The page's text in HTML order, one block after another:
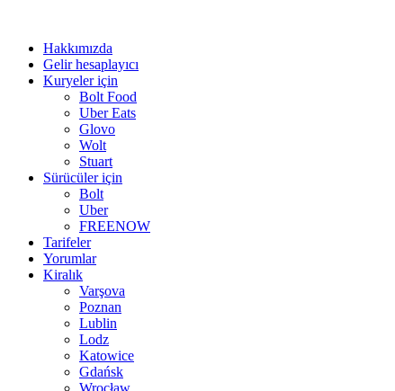
Hakkımızda
Gelir hesaplayıcı
Kuryeler için
Bolt Food
Uber Eats
Glovo
Wolt
Stuart
Sürücüler için
Bolt
Uber
FREENOW
Tarifeler
Yorumlar
Kiralık
Varşova
Poznan
Lublin
Lodz
Katowice
Gdańsk
Wrocław